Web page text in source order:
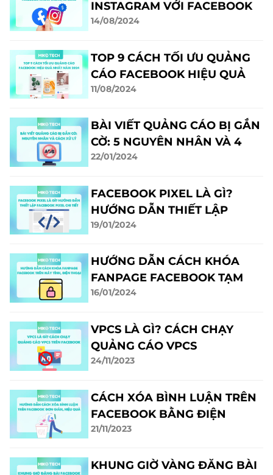
INSTAGRAM VỚI FACEBOOK
NHANH CHÓNG
14/08/2024
TOP 9 CÁCH TỐI ƯU QUẢNG
CÁO FACEBOOK HIỆU QUẢ
11/08/2024
BÀI VIẾT QUẢNG CÁO BỊ GẮN
CỜ: 5 NGUYÊN NHÂN VÀ 4
CÁCH XỬ LÝ
22/01/2024
FACEBOOK PIXEL LÀ GÌ?
HƯỚNG DẪN THIẾT LẬP
FACEBOOK PIXEL
19/01/2024
HƯỚNG DẪN CÁCH KHÓA
FANPAGE FACEBOOK TẠM
THỜI, VĨNH VIỄN
16/01/2024
VPCS LÀ GÌ? CÁCH CHẠY
QUẢNG CÁO VPCS
FACEBOOK AN TOÀN
24/11/2023
CÁCH XÓA BÌNH LUẬN TRÊN
FACEBOOK BẰNG ĐIỆN
THOẠI VÀ MÁY TÍNH
21/11/2023
KHUNG GIỜ VÀNG ĐĂNG BÀI